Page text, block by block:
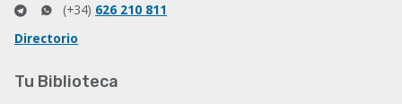
(+34) 626 210 811
Directorio
Tu Biblioteca